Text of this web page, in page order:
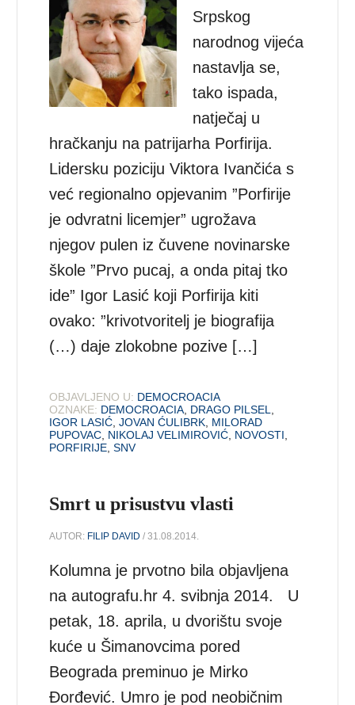
Srpskog
narodnog vijeća
nastavlja se,
tako ispada,
natječaj u
hračkanju na patrijarha Porfirija.
Lidersku poziciju Viktora Ivančića s
već regionalno opjevanim ”Porfirije
je odvratni licemjer” ugrožava
njegov pulen iz čuvene novinarske
škole ”Prvo pucaj, a onda pitaj tko
ide” Igor Lasić koji Porfirija kiti
ovako: ”krivotvoritelj je biografija
(…) daje zlokobne pozive […]
OBJAVLJENO U: DEMOCROACIA
OZNAKE: DEMOCROACIA DRAGO PILSEL
IGOR LASIĆ ,JOVAN ĆULIBRK MILORAD
PUPOVAC NIKOLAJ VELIMIROVIĆ NOVOSTI
PORFIRIJE ,SNV
Smrt u prisustvu vlasti
AUTOR: FILIP DAVID / 31.08.2014.
Kolumna je prvotno bila objavljena
na autografu.hr 4. svibnja 2014. U
petak, 18. aprila, u dvorištu svoje
kuće u Šimanovcima pored
Beograda preminuo je Mirko
Đorđević. Umro je pod neobičnim